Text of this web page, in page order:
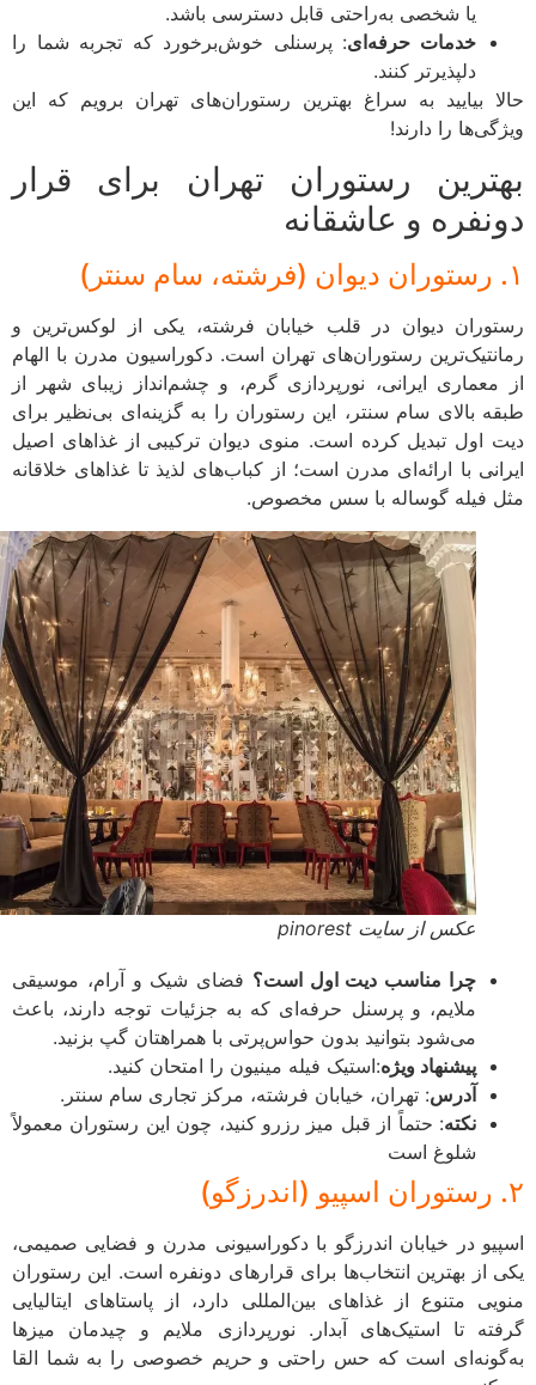
یا شخصی به‌راحتی قابل دسترسی باشد.
خدمات حرفه‌ای: پرسنلی خوش‌برخورد که تجربه شما را
دلپذیرتر کنند.
بیایید به سراغ بهترین رستوران‌های تهران برویم که این
را دارند!
رستوران تهران برای قرار
و عاشقانه
دیوان در قلب خیابان فرشته، یکی از لوکس‌ترین و
رستوران‌های تهران است. دکوراسیون مدرن با الهام
ایرانی، نورپردازی گرم، و چشم‌انداز زیبای شهر از
بالای سام سنتر، این رستوران را به گزینه‌ای بی‌نظیر برای
اول تبدیل کرده است. منوی دیوان ترکیبی از غذاهای اصیل
با ارائه‌ای مدرن است؛ از کباب‌های لذیذ تا غذاهای خلاقانه
فیله گوساله با سس مخصوص.
عکس از سایت pinorest
چرا مناسب دیت اول است؟فضای شیک و آرام، موسیقی
ملایم، و پرسنل حرفه‌ای که به جزئیات توجه دارند، باعث
می‌شود بتوانید بدون حواس‌پرتی با همراهتان گپ بزنید.
پیشنهاد ویژه :استیک فیله مینیون را امتحان کنید.
آدرس: تهران، خیابان فرشته، مرکز تجاری سام سنتر.
نکته : حتماً از قبل میز رزرو کنید، چون این رستوران معمولاً
شلوغ است
در خیابان اندرزگو با دکوراسیونی مدرن و فضایی صمیمی،
از بهترین انتخاب‌ها برای قرارهای دونفره است. این رستوران
متنوع از غذاهای بین‌المللی دارد، از پاستاهای ایتالیایی
تا استیک‌های آبدار. نورپردازی ملایم و چیدمان میزها
است که حس راحتی و حریم خصوصی را به شما القا